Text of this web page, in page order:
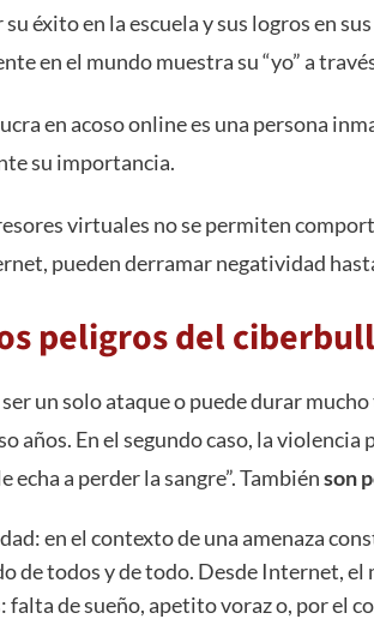
éxito en la escuela y sus logros en
en el mundo muestra su “yo” a
en acoso online es una persona
su importancia.
virtuales no se permiten
pueden derramar negatividad
peligros del
un solo ataque o puede durar
años. En el segundo caso, la
echa a perder la sangre”. Tambiénson
en el contexto de una amenaza
de todos y de todo. Desde Internet,
falta de sueño, apetito voraz o, por el